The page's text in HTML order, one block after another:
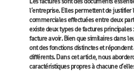
l’entreprise. Elles permettent de justifier
commerciales effectuées entre deux
existe deux types de factures principales
facture avoir. Bien que similaires dans
ont des fonctions distinctes et répondent
différents. Dans cet article, nous
caractéristiques propres à chacune